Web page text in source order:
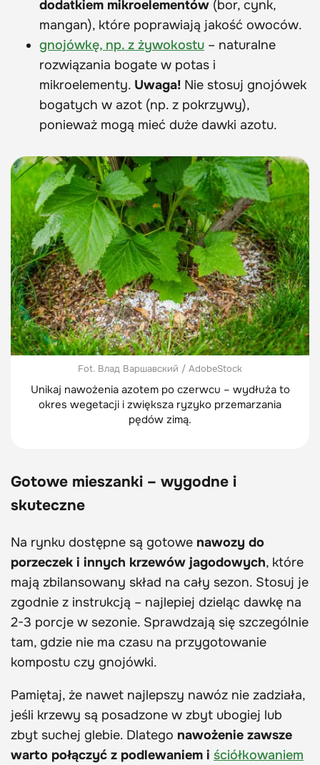
dodatkiem mikroelementów (bor, cynk,
mangan), które poprawiają jakość owoców.
gnojówkę, np. z żywokostu – naturalne
rozwiązania bogate w potas i
mikroelementy. Uwaga! Nie stosuj gnojówek
bogatych w azot (np. z pokrzywy),
ponieważ mogą mieć duże dawki azotu.
Fot. Влад Варшавский / AdobeStock
Unikaj nawożenia azotem po czerwcu – wydłuża to
okres wegetacji i zwiększa ryzyko przemarzania
pędów zimą.
Gotowe mieszanki – wygodne i
skuteczne
Na rynku dostępne są gotowe nawozy do
porzeczek i innych krzewów jagodowych, które
mają zbilansowany skład na cały sezon. Stosuj je
zgodnie z instrukcją – najlepiej dzieląc dawkę na
2-3 porcje w sezonie. Sprawdzają się szczególnie
tam, gdzie nie ma czasu na przygotowanie
kompostu czy gnojówki.
Pamiętaj, że nawet najlepszy nawóz nie zadziała,
jeśli krzewy są posadzone w zbyt ubogiej lub
zbyt suchej glebie. Dlatego nawożenie zawsze
warto połączyć z podlewaniem i ściółkowaniem